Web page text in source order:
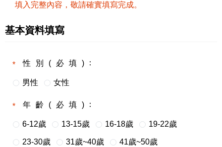
填入完整內容，敬請確實填寫完成。
基本資料填寫
性別(必填)
男性 女性
年齡(必填)
6-12歲 13-15歲 16-18歲 19-22歲
23-30歲 31歲~40歲 41歲~50歲